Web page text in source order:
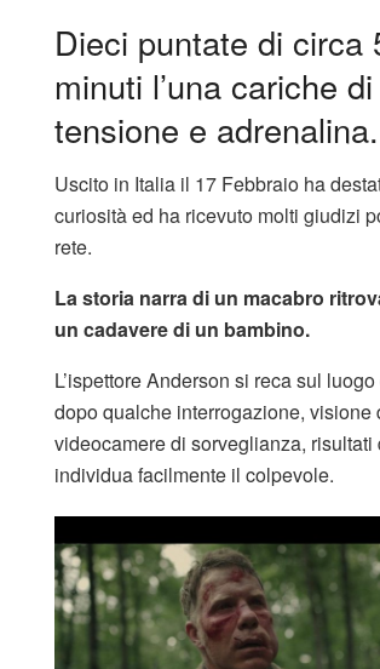
Dieci puntate di circa
minuti l’una cariche di
tensione e adrenalina.
Uscito in Italia il 17 Febbraio ha
curiosità ed ha ricevuto molti giudizi
rete.
La storia narra di un macabro
un cadavere di un bambino.
L’ispettore Anderson si reca sul
dopo qualche interrogazione, visione
videocamere di sorveglianza, risultati
individua facilmente il colpevole.